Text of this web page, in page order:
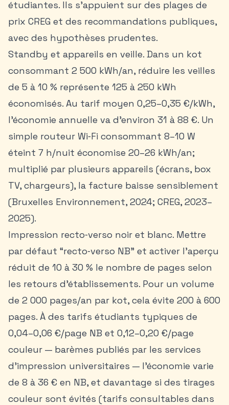
étudiantes. Ils s’appuient sur des plages de
prix CREG et des recommandations publiques,
avec des hypothèses prudentes.
Standby et appareils en veille. Dans un kot
consommant 2 500 kWh/an, réduire les veilles
de 5 à 10 % représente 125 à 250 kWh
économisés. Au tarif moyen 0,25–0,35 €/kWh,
l’économie annuelle va d’environ 31 à 88 €. Un
simple routeur Wi‑Fi consommant 8–10 W
éteint 7 h/nuit économise 20–26 kWh/an;
multiplié par plusieurs appareils (écrans, box
TV, chargeurs), la facture baisse sensiblement
(Bruxelles Environnement, 2024; CREG, 2023–
2025).
Impression recto‑verso noir et blanc. Mettre
par défaut “recto‑verso NB” et activer l’aperçu
réduit de 10 à 30 % le nombre de pages selon
les retours d’établissements. Pour un volume
de 2 000 pages/an par kot, cela évite 200 à 600
pages. À des tarifs étudiants typiques de
0,04–0,06 €/page NB et 0,12–0,20 €/page
couleur — barèmes publiés par les services
d’impression universitaires — l’économie varie
de 8 à 36 € en NB, et davantage si des tirages
couleur sont évités (tarifs consultables dans